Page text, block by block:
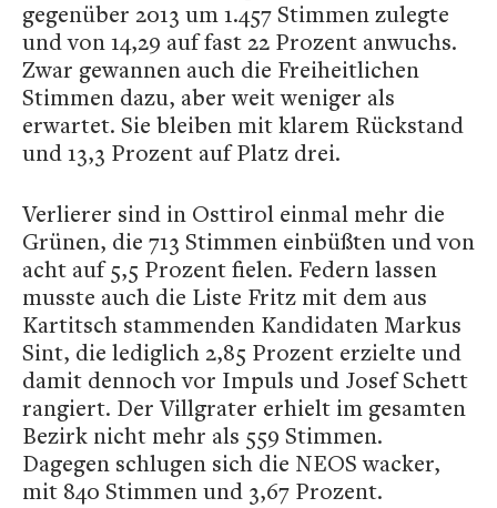
gegenüber 2013 um 1.457 Stimmen zulegte
und von 14,29 auf fast 22 Prozent anwuchs.
Zwar gewannen auch die Freiheitlichen
Stimmen dazu, aber weit weniger als
erwartet. Sie bleiben mit klarem Rückstand
und 13,3 Prozent auf Platz drei.
Verlierer sind in Osttirol einmal mehr die
Grünen, die 713 Stimmen einbüßten und von
acht auf 5,5 Prozent fielen. Federn lassen
musste auch die Liste Fritz mit dem aus
Kartitsch stammenden Kandidaten Markus
Sint, die lediglich 2,85 Prozent erzielte und
damit dennoch vor Impuls und Josef Schett
rangiert. Der Villgrater erhielt im gesamten
Bezirk nicht mehr als 559 Stimmen.
Dagegen schlugen sich die NEOS wacker,
mit 840 Stimmen und 3,67 Prozent.